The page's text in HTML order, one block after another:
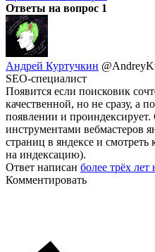
Ответы на вопрос 1
Андрей Куртучкин
SEO-специалист
Появится если поисковик
качественной, но не сразу, а
появлении и проиндексирует.
инструментами вебмастеров
страниц в яндексе и смотреть
на индексацию).
Ответ написан более трёх лет
Комментировать